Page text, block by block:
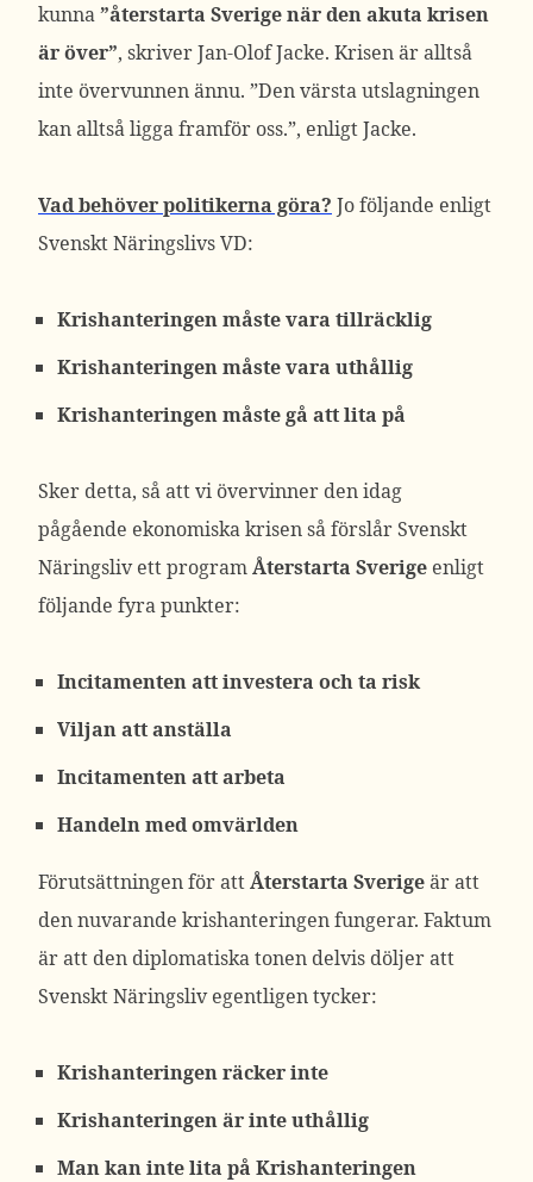
kunna”återstarta Sverige när den akuta krisen
är över”, skriver Jan-Olof Jacke. Krisen är alltså
inte övervunnen ännu. ”Den värsta utslagningen
kan alltså ligga framför oss.”, enligt Jacke.
Vad behöver politikerna göra? Jo följande enligt
Svenskt Näringslivs VD:
Krishanteringen måste vara tillräcklig
Krishanteringen måste vara uthållig
Krishanteringen måste gå att lita på
Sker detta, så att vi övervinner den idag
pågående ekonomiska krisen så förslår Svenskt
Näringsliv ett programÅterstarta Sverige enligt
följande fyra punkter:
Incitamenten att investera och ta risk
Viljan att anställa
Incitamenten att arbeta
Handeln med omvärlden
Förutsättningen för attÅterstarta Sverigeär att
den nuvarande krishanteringen fungerar. Faktum
är att den diplomatiska tonen delvis döljer att
Svenskt Näringsliv egentligen tycker:
Krishanteringen räcker inte
Krishanteringen är inte uthållig
Man kan inte lita på Krishanteringen